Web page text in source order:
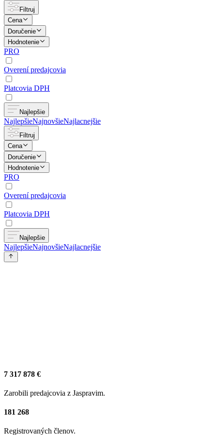
Filtruj
Cena
Doručenie
Hodnotenie
PRO
Overení predajcovia
Platcovia DPH
Najlepšie
NajlepšieNajnovšieNajlacnejšie
Filtruj
Cena
Doručenie
Hodnotenie
PRO
Overení predajcovia
Platcovia DPH
Najlepšie
NajlepšieNajnovšieNajlacnejšie
7 317 878 €
Zarobili predajcovia z Jaspravim.
181 268
Registrovaných členov.